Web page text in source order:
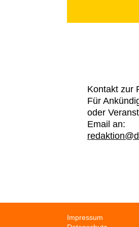
Kontakt zur
Für
oder
Email an:
Navigation
Impressum